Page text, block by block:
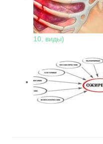
10, виды)